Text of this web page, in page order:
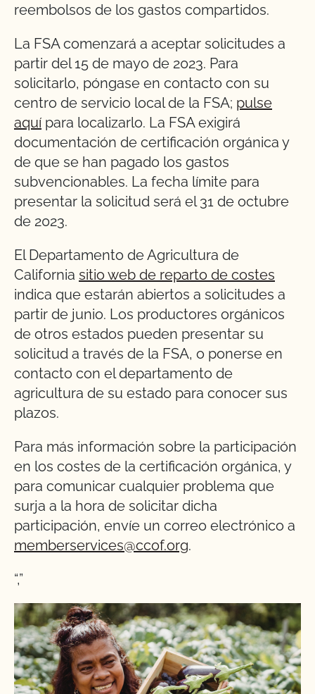
reembolsos de los gastos compartidos.
La FSA comenzará a aceptar solicitudes a
partir del 15 de mayo de 2023. Para
solicitarlo, póngase en contacto con su
centro de servicio local de la FSA; pulse
aquí para localizarlo. La FSA exigirá
documentación de certificación orgánica y
de que se han pagado los gastos
subvencionables. La fecha límite para
presentar la solicitud será el 31 de octubre
de 2023.
El Departamento de Agricultura de
California sitio web de reparto de costes
indica que estarán abiertos a solicitudes a
partir de junio. Los productores orgánicos
de otros estados pueden presentar su
solicitud a través de la FSA, o ponerse en
contacto con el departamento de
agricultura de su estado para conocer sus
plazos.
Para más información sobre la participación
en los costes de la certificación orgánica, y
para comunicar cualquier problema que
surja a la hora de solicitar dicha
participación, envíe un correo electrónico a
memberservices@ccof.org.
“,”